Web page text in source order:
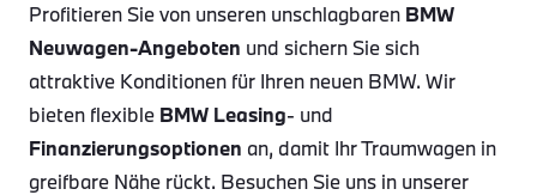
Profitieren Sie von unseren unschlagbaren BMW
Neuwagen-Angeboten und sichern Sie sich
attraktive Konditionen für Ihren neuen BMW. Wir
bieten flexible BMW Leasing- und
Finanzierungsoptionen an, damit Ihr Traumwagen in
greifbare Nähe rückt. Besuchen Sie uns in unserer